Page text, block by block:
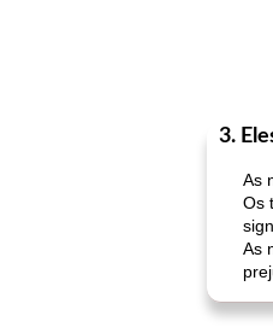
3.
As
Os
As